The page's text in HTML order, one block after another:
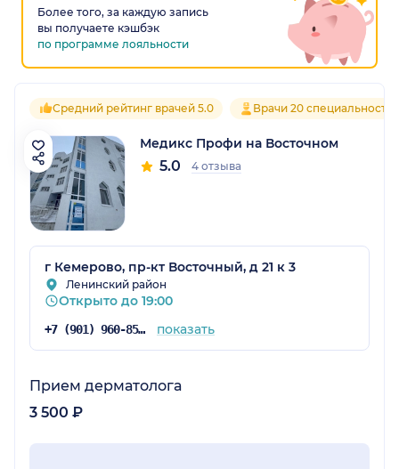
Более того, за каждую запись
вы получаете кэшбэк
по программе лояльности
Средний рейтинг врачей 5.0 Врачи 20
Медикс Профи на Восточном
5.0 4 отзыва
г Кемерово, пр-кт Восточный, д 21 к 3
Ленинский район
Открыто до 19:00
+7 (901) 960-85-26 показать
Прием дерматолога
3 500 ₽